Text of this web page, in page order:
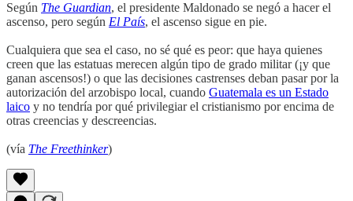
Según The Guardian, el presidente Maldonado se negó a hacer el
ascenso, pero según El País, el ascenso sigue en pie.
Cualquiera que sea el caso, no sé qué es peor: que haya quienes
creen que las estatuas merecen algún tipo de grado militar (¡y que
ganan ascensos!) o que las decisiones castrenses deban pasar por la
autorización del arzobispo local, cuando Guatemala es un Estado
laico y no tendría por qué privilegiar el cristianismo por encima de
otras creencias y descreencias.
(vía The Freethinker)